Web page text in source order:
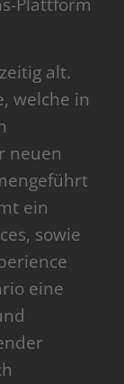
Plattform
alt.
welche in
neuen
ein
sowie
eine